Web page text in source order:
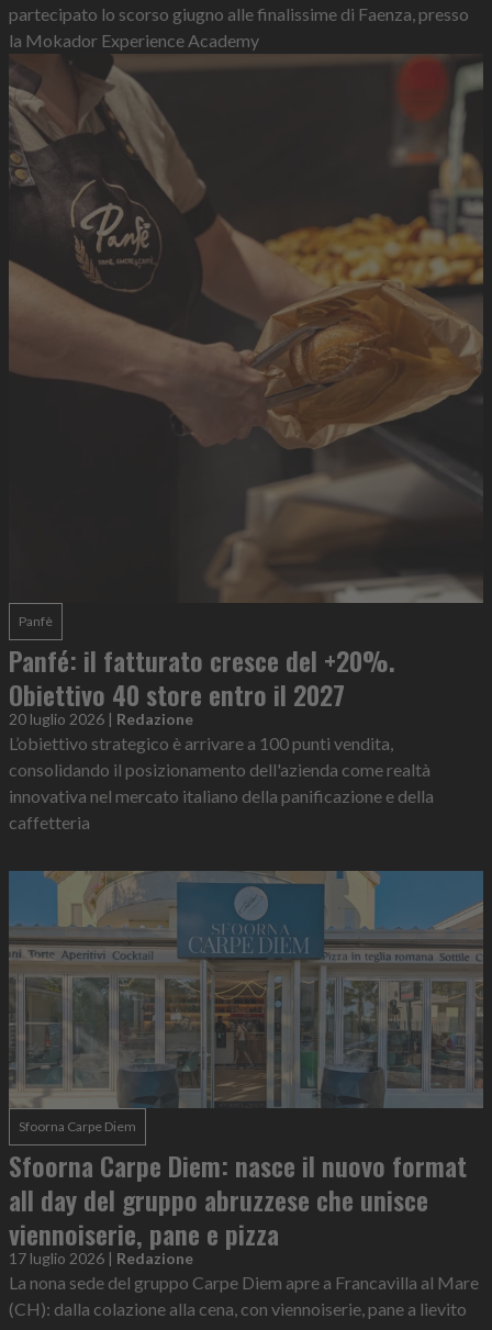
partecipato lo scorso giugno alle finalissime di Faenza, presso
la Mokador Experience Academy
Panfè
Panfé: il fatturato cresce del +20%.
Obiettivo 40 store entro il 2027
20 luglio 2026 | Redazione
L’obiettivo strategico è arrivare a 100 punti vendita,
consolidando il posizionamento dell'azienda come realtà
innovativa nel mercato italiano della panificazione e della
caffetteria
Sfoorna Carpe Diem
Sfoorna Carpe Diem: nasce il nuovo format
all day del gruppo abruzzese che unisce
viennoiserie, pane e pizza
17 luglio 2026 | Redazione
La nona sede del gruppo Carpe Diem apre a Francavilla al Mare
(CH): dalla colazione alla cena, con viennoiserie, pane a lievito